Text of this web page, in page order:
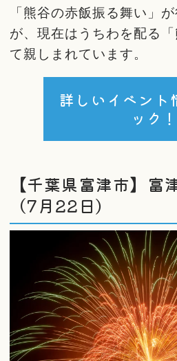
「熊谷の赤飯振る舞い」
が、現在はうちわを配る
て親しまれています。
詳しいイベント
ック！
【千葉県富津市】富
（7月22日）